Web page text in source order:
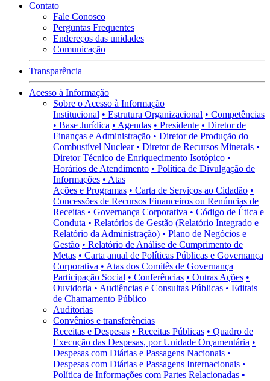
Contato
Fale Conosco
Perguntas Frequentes
Endereços das unidades
Comunicação
Transparência
Acesso à Informação
Sobre o Acesso à Informação
Institucional • Estrutura Organizacional • Competências
• Base Jurídica • Agendas • Presidente • Diretor de
Finanças e Administração • Diretor de Produção do
Combustível Nuclear • Diretor de Recursos Minerais •
Diretor Técnico de Enriquecimento Isotópico •
Horários de Atendimento • Política de Divulgação de
Informações • Atas
Ações e Programas • Carta de Serviços ao Cidadão •
Concessões de Recursos Financeiros ou Renúncias de
Receitas • Governança Corporativa • Código de Ética e
Conduta • Relatórios de Gestão (Relatório Integrado e
Relatório da Administração) • Plano de Negócios e
Gestão • Relatório de Análise de Cumprimento de
Metas • Carta anual de Políticas Públicas e Governança
Corporativa • Atas dos Comitês de Governança
Participação Social • Conferências • Outras Ações •
Ouvidoria • Audiências e Consultas Públicas • Editais
de Chamamento Público
Auditorias
Convênios e transferências
Receitas e Despesas • Receitas Públicas • Quadro de
Execução das Despesas, por Unidade Orçamentária •
Despesas com Diárias e Passagens Nacionais •
Despesas com Diárias e Passagens Internacionais •
Política de Informações com Partes Relacionadas •